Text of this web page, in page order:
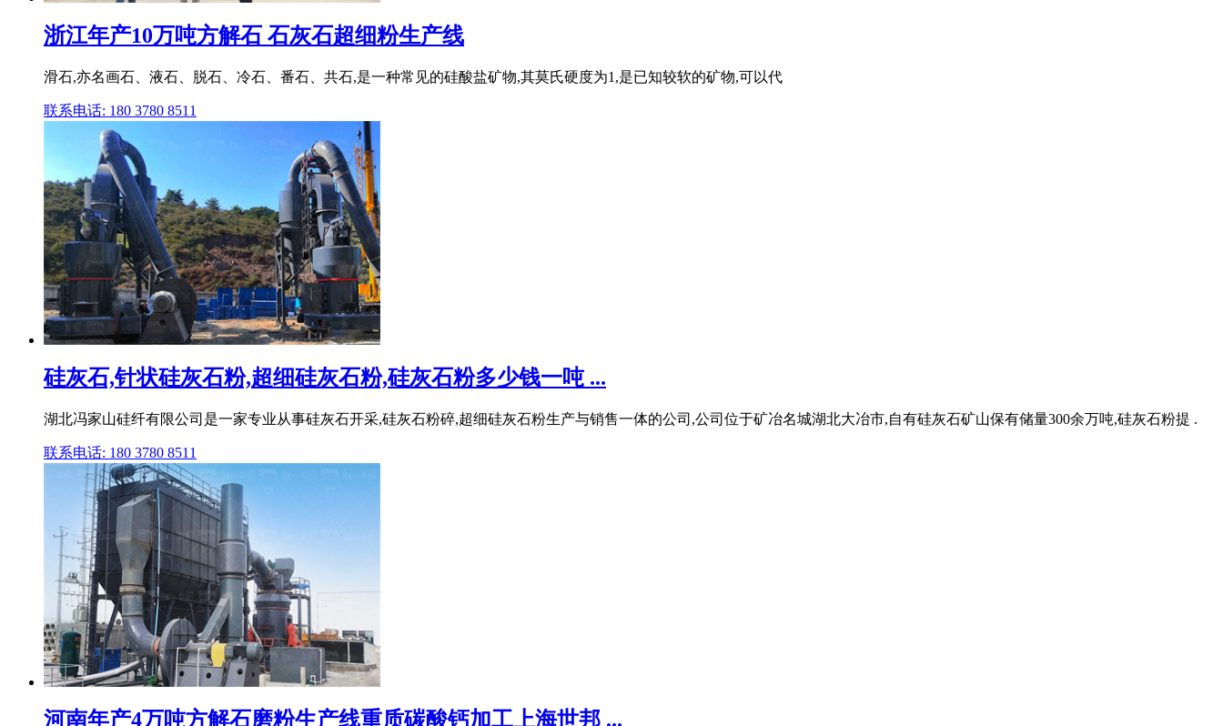
浙江年产10万吨方解石 石灰石超细粉生产线
滑石,亦名画石、液石、脱石、冷石、番石、共石,是一种常见的硅酸盐矿物,其莫氏硬度为1,是已知较软的矿物,可以代
联系电话: 180 3780 8511
硅灰石,针状硅灰石粉,超细硅灰石粉,硅灰石粉多少钱一吨 ...
湖北冯家山硅纤有限公司是一家专业从事硅灰石开采,硅灰石粉碎,超细硅灰石粉生产与销售一体的公司,公司位于矿冶名城湖北大冶市,自有硅灰石矿山保有储量300余万吨,硅灰石粉提 .
联系电话: 180 3780 8511
河南年产4万吨方解石磨粉生产线重质碳酸钙加工上海世邦 ...